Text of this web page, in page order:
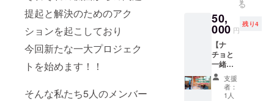
提起と解決のためのアク
ションを起こしており
今回新たな一大プロジェク
トを始めます！！
そんな私たち5人のメンバー
期限
2024年
5月末日
※一口で
1名〜2
名様ま
で対応
させて
林市
康卵
宮崎県
えびの
市 賞味
期限
（未開
封冷蔵
所 ア
ウトド
アス
テー
ション
えびの
・チ
ケット
の有効
ない！
という
の機会
にいか
がです
か？ 自
分だけ
のオリ
方法で
育った
牛で
す。 特
にこだ
わって
いるの
はオレ
イン酸
る
50,
000 円
残り4
【ナ
チョと
一緒に
一日DIY
できる
権利】
支援
者：
1人